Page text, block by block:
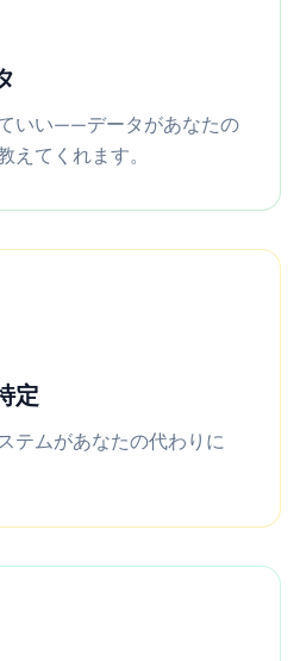
いい——データがあなたの
えてくれます。
定
テムがあなたの代わりに